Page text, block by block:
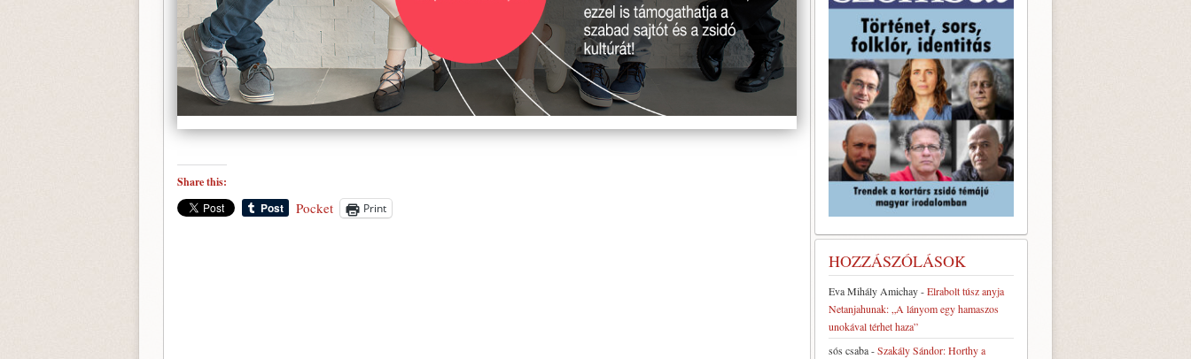
Share this:
Pocket Print
HOZZÁSZÓLÁSOK
Eva Mihály Amichay-Elrabolt túsz anyja
Netanjahunak: „A lányom egy hamaszos
unokával térhet haza”
sós csaba-Szakály Sándor: Horthy a